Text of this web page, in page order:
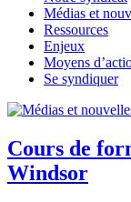
Médias et
Ressources
Enjeux
Moyens
Se syndiquer
Cours de
Windsor